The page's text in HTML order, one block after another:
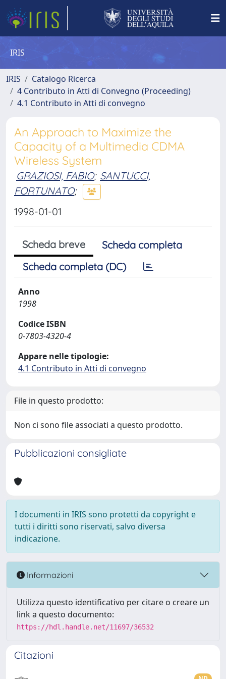
IRIS
IRIS
Catalogo Ricerca
4 Contributo in Atti di Convegno (Proceeding)
4.1 Contributo in Atti di convegno
An Approach to Maximize the
Capacity of a Multimedia CDMA
Wireless System
GRAZIOSI, FABIO; SANTUCCI,
FORTUNATO;
1998-01-01
Scheda breve
Scheda completa
Scheda completa (DC)
Anno
1998
Codice ISBN
0-7803-4320-4
Appare nelle tipologie:
4.1 Contributo in Atti di convegno
File in questo prodotto:
Non ci sono file associati a questo prodotto.
Pubblicazioni consigliate
I documenti in IRIS sono protetti da copyright e
tutti i diritti sono riservati, salvo diversa
indicazione.
Informazioni
Utilizza questo identificativo per citare o creare un
link a questo documento:
https://hdl.handle.net/11697/36532
Citazioni